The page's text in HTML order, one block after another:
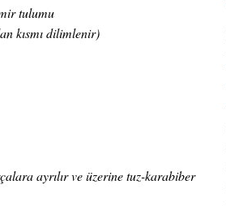
tulumu
kısmı dilimlenir)
ayrılır ve üzerine tuz-karabiber